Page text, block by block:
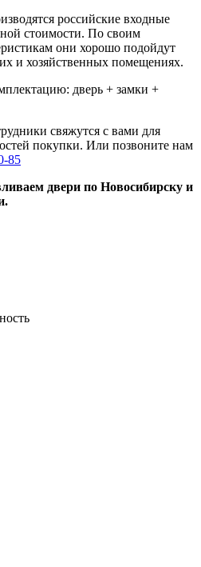
российские входные
стоимости. По своим
они хорошо подойдут
и хозяйственных помещениях.
дверь + замки +
свяжутся с вами для
покупки. Или позвоните нам
85
двери по Новосибирску и